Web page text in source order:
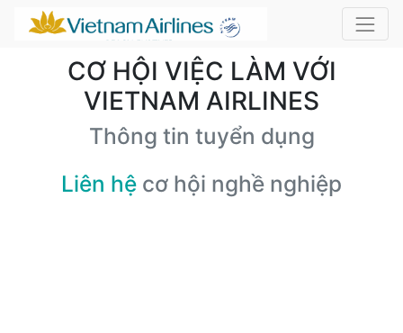
CƠ HỘI VIỆC LÀM VỚI
VIETNAM AIRLINES
Thông tin tuyển dụng
Liên hệ cơ hội nghề nghiệp